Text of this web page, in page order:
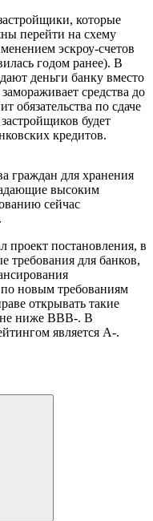
которые
перейти на схему
эскроу-счетов
годом ранее). В
деньги банку вместо
средства до
обязательства по сдаче
будет
кредитов.
граждан для хранения
высоким
сейчас
проект постановления, в
требования для банков,
новым требованиям
открывать такие
не ниже BBB-. В
является A-.